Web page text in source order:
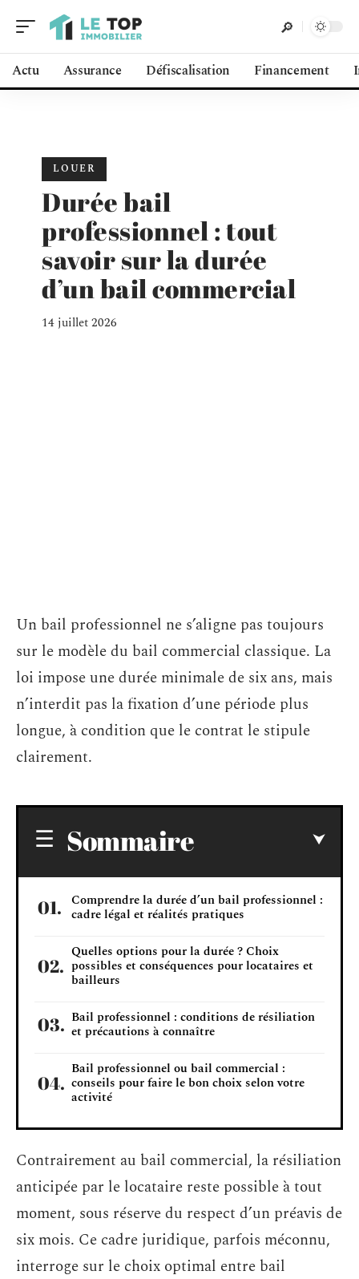
Actu Assurance Défiscalisation Financement
LOUER
Durée bail
professionnel : tout
savoir sur la durée
d’un bail commercial
14 juillet 2026
Un bail professionnel ne s’aligne pas toujours
sur le modèle du bail commercial classique. La
loi impose une durée minimale de six ans, mais
n’interdit pas la fixation d’une période plus
longue, à condition que le contrat le stipule
clairement.
Sommaire
Comprendre la durée d’un bail professionnel :
cadre légal et réalités pratiques
Quelles options pour la durée ? Choix
possibles et conséquences pour locataires et
bailleurs
Bail professionnel : conditions de résiliation
et précautions à connaître
Bail professionnel ou bail commercial :
conseils pour faire le bon choix selon votre
activité
Contrairement au bail commercial, la résiliation
anticipée par le locataire reste possible à tout
moment, sous réserve du respect d’un préavis de
six mois. Ce cadre juridique, parfois méconnu,
interroge sur le choix optimal entre bail